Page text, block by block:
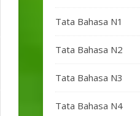
Tata Bahasa N1
Tata Bahasa N2
Tata Bahasa N3
Tata Bahasa N4